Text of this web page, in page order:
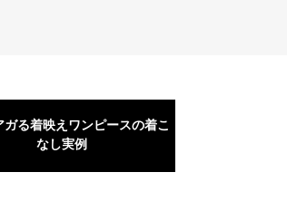
ガる着映えワンピースの着こ
なし実例